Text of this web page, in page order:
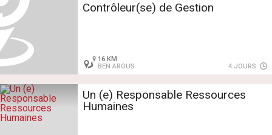
Contrôleur(se) de Gestion
16 KM
BEN AROUS
4 JOURS
Un (e) Responsable Ressources
Humaines